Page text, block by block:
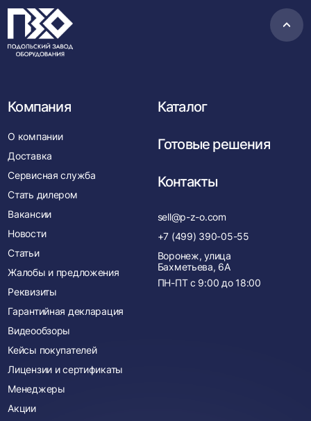
в
Компания
О компании
Доставка
Сервисная служба
Стать дилером
Вакансии
Новости
Статьи
Жалобы и предложения
Реквизиты
Гарантийная декларация
Видеообзоры
Кейсы покупателей
Лицензии и сертификаты
Менеджеры
Акции
Каталог
Готовые решения
Контакты
sell@p-z-o.com
+7 (499) 390-05-55
Воронеж, улица
Бахметьева, 6А
ПН-ПТ с 9:00 до 18:00